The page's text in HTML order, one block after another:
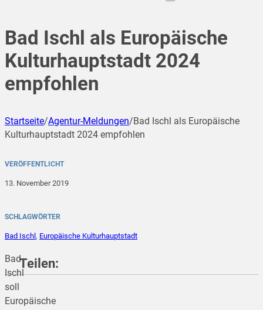
Bad Ischl als Europäische
Kulturhauptstadt 2024
empfohlen
Startseite/Agentur-Meldungen/Bad Ischl als Europäische
Kulturhauptstadt 2024 empfohlen
VERÖFFENTLICHT
13. November 2019
SCHLAGWÖRTER
Bad Ischl , Europäische Kulturhauptstadt
Bad
Ischl
soll
Europäische
Teilen: